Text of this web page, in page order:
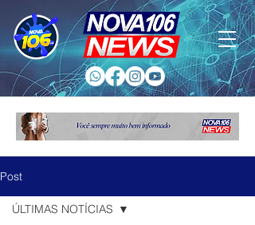
Post
ÚLTIMAS NOTÍCIAS